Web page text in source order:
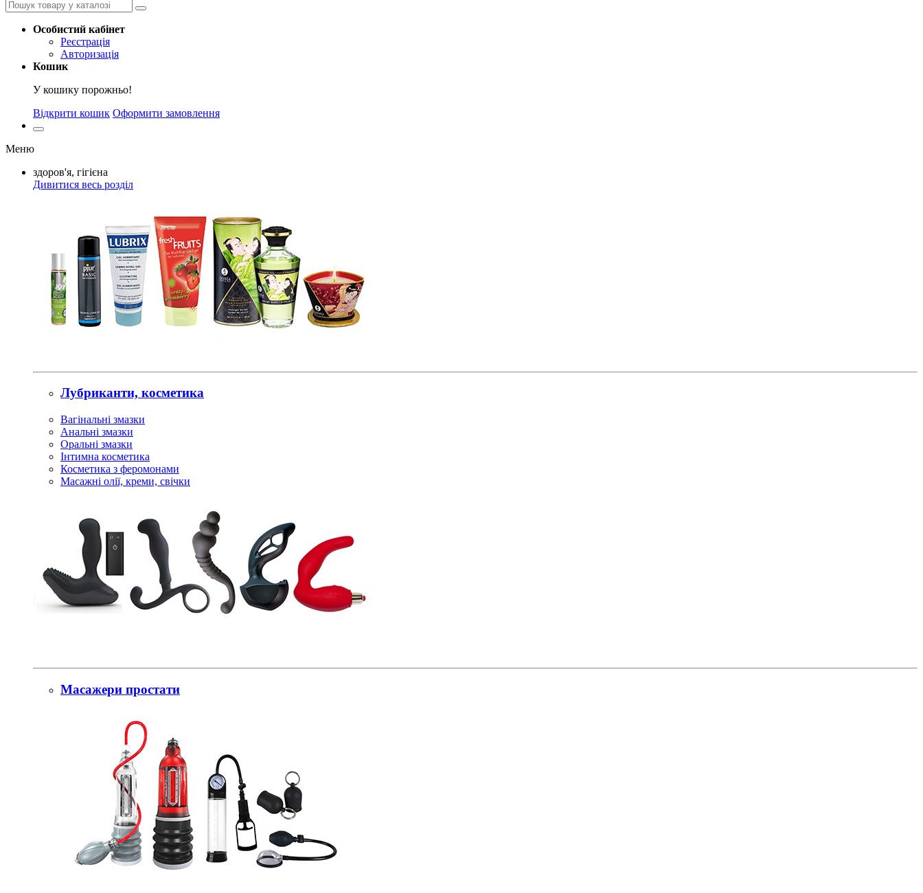
Особистий кабінет
Реєстрація
Авторизація
Кошик
У кошику порожньо!
Відкрити кошик Оформити замовлення
Меню
здоров'я, гігієна
Дивитися весь розділ
Лубриканти, косметика
Вагінальні змазки
Анальні змазки
Оральні змазки
Інтимна косметика
Косметика з феромонами
Масажні олії, креми, свічки
Масажери простати